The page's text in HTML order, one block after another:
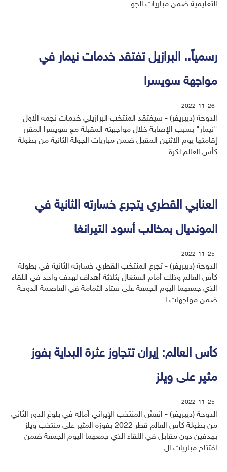
التعليمية ضمن مباريات الجو
رسمياً.. البرازيل تفتقد خدمات نيمار في
مواجهة سويسرا
2022-11-26
الدوحة (ديبريفر) - سيفتقد المنتخب البرازيلي خدمات نجمه الأول
"نيمار" بسبب الإصابة خلال مواجهته المقبلة مع سويسرا المقرر
إقامتها يوم الاثنين المقبل ضمن مباريات الجولة الثانية من بطولة
كأس العالم لكرة
العنابي القطري يتجرع خسارته الثانية في
المونديال بمخالب أسود التيرانغا
2022-11-25
الدوحة (ديبريفر) - تجرع المنتخب القطري خسارته الثانية في بطولة
كأس العالم وذلك أمام السنغال بثلاثة أهداف لهدف واحد في اللقاء
الذي جمعهما اليوم الجمعة على ستاد الثمامة في العاصمة الدوحة
ضمن مواجهات ا
كأس العالم: إيران تتجاوز عثرة البداية بفوز
مثير على ويلز
2022-11-25
الدوحة (ديبريفر) - انعش المنتخب الإيراني آماله في بلوغ الدور الثاني
من بطولة كأس العالم قطر 2022 بفوزه المثير على منتخب ويلز
بهدفين دون مقابل في اللقاء الذي جمعهما اليوم الجمعة ضمن
افتتاح مباريات ال